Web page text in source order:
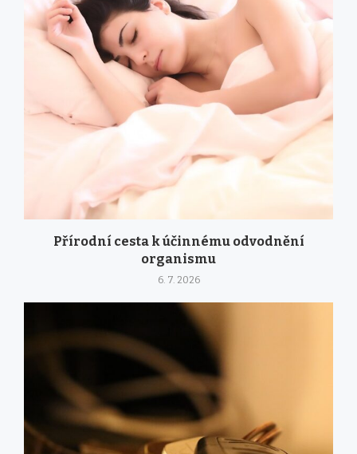
Přírodní cesta k účinnému odvodnění
organismu
6. 7. 2026